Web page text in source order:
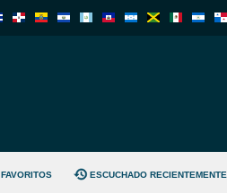
FAVORITOS ESCUCHADO RECIENTEMENTE